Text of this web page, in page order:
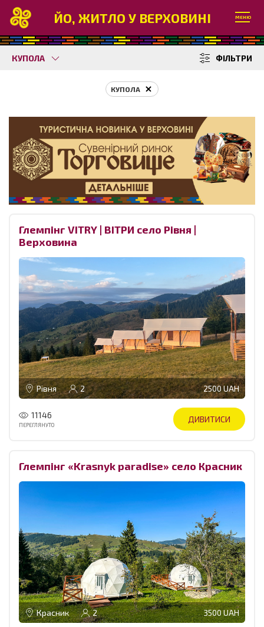
ЙО, ЖИТЛО У ВЕРХОВИНІ МЕНЮ
КУПОЛА ФІЛЬТРИ
КУПОЛА
Глемпінг VITRY | ВІТРИ село Рівня |
Верховина
Рівня 2 2500 UAH
11146
ПЕРЕГЛЯНУТО
ДИВИТИСИ
Глемпінг «Krasnyk paradise» село Красник
Красник 2 3500 UAH